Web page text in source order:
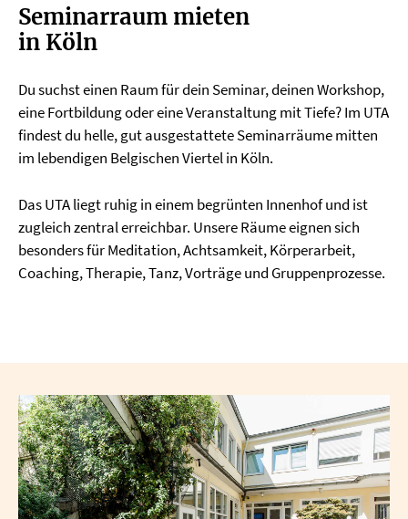
Seminarraum mieten
in Köln
Du suchst einen Raum für dein Seminar, deinen Workshop,
eine Fortbildung oder eine Veranstaltung mit Tiefe? Im UTA
findest du helle, gut ausgestattete Seminarräume mitten
im lebendigen Belgischen Viertel in Köln.
Das UTA liegt ruhig in einem begrünten Innenhof und ist
zugleich zentral erreichbar. Unsere Räume eignen sich
besonders für Meditation, Achtsamkeit, Körperarbeit,
Coaching, Therapie, Tanz, Vorträge und Gruppenprozesse.